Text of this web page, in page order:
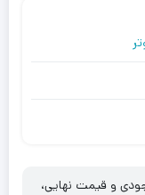
و قیمت نهایی،